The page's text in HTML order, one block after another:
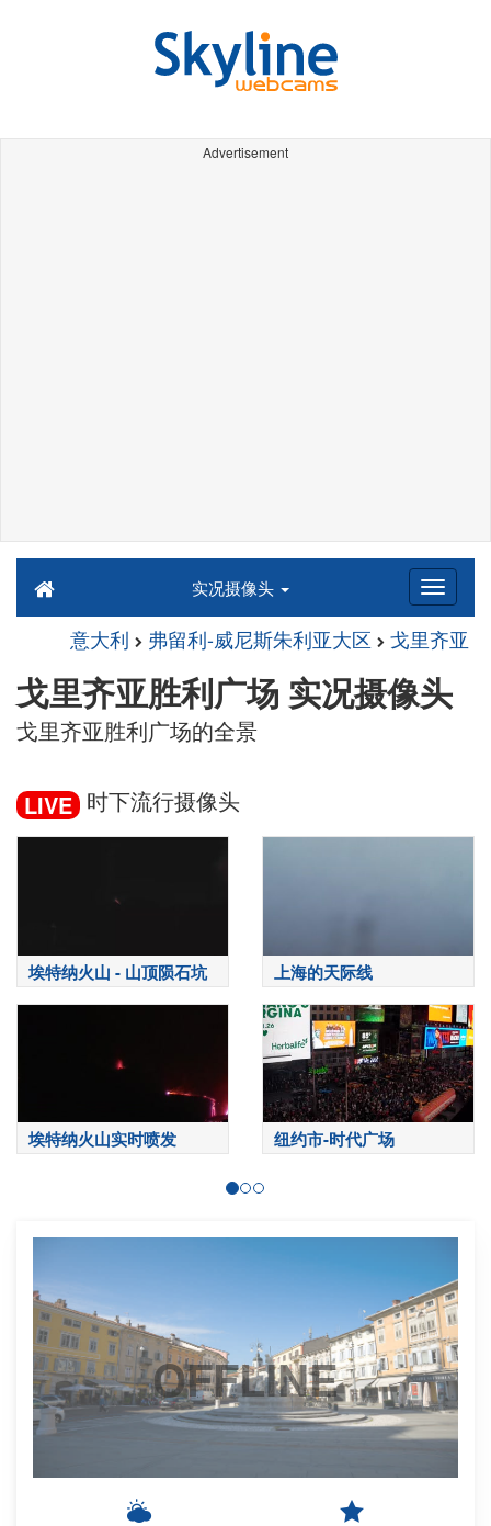
Advertisement
实况摄像头
意大利 弗留利-威尼斯朱利亚大区 戈里齐亚
戈里齐亚胜利广场 实况摄像头
戈里齐亚胜利广场的全景
LIVE 时下流行摄像头
埃特纳火山 - 山顶陨石坑 上海的天际线
埃特纳火山实时喷发 纽约市-时代广场
OFFLINE